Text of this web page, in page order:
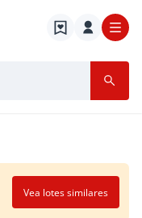
Vea lotes similares